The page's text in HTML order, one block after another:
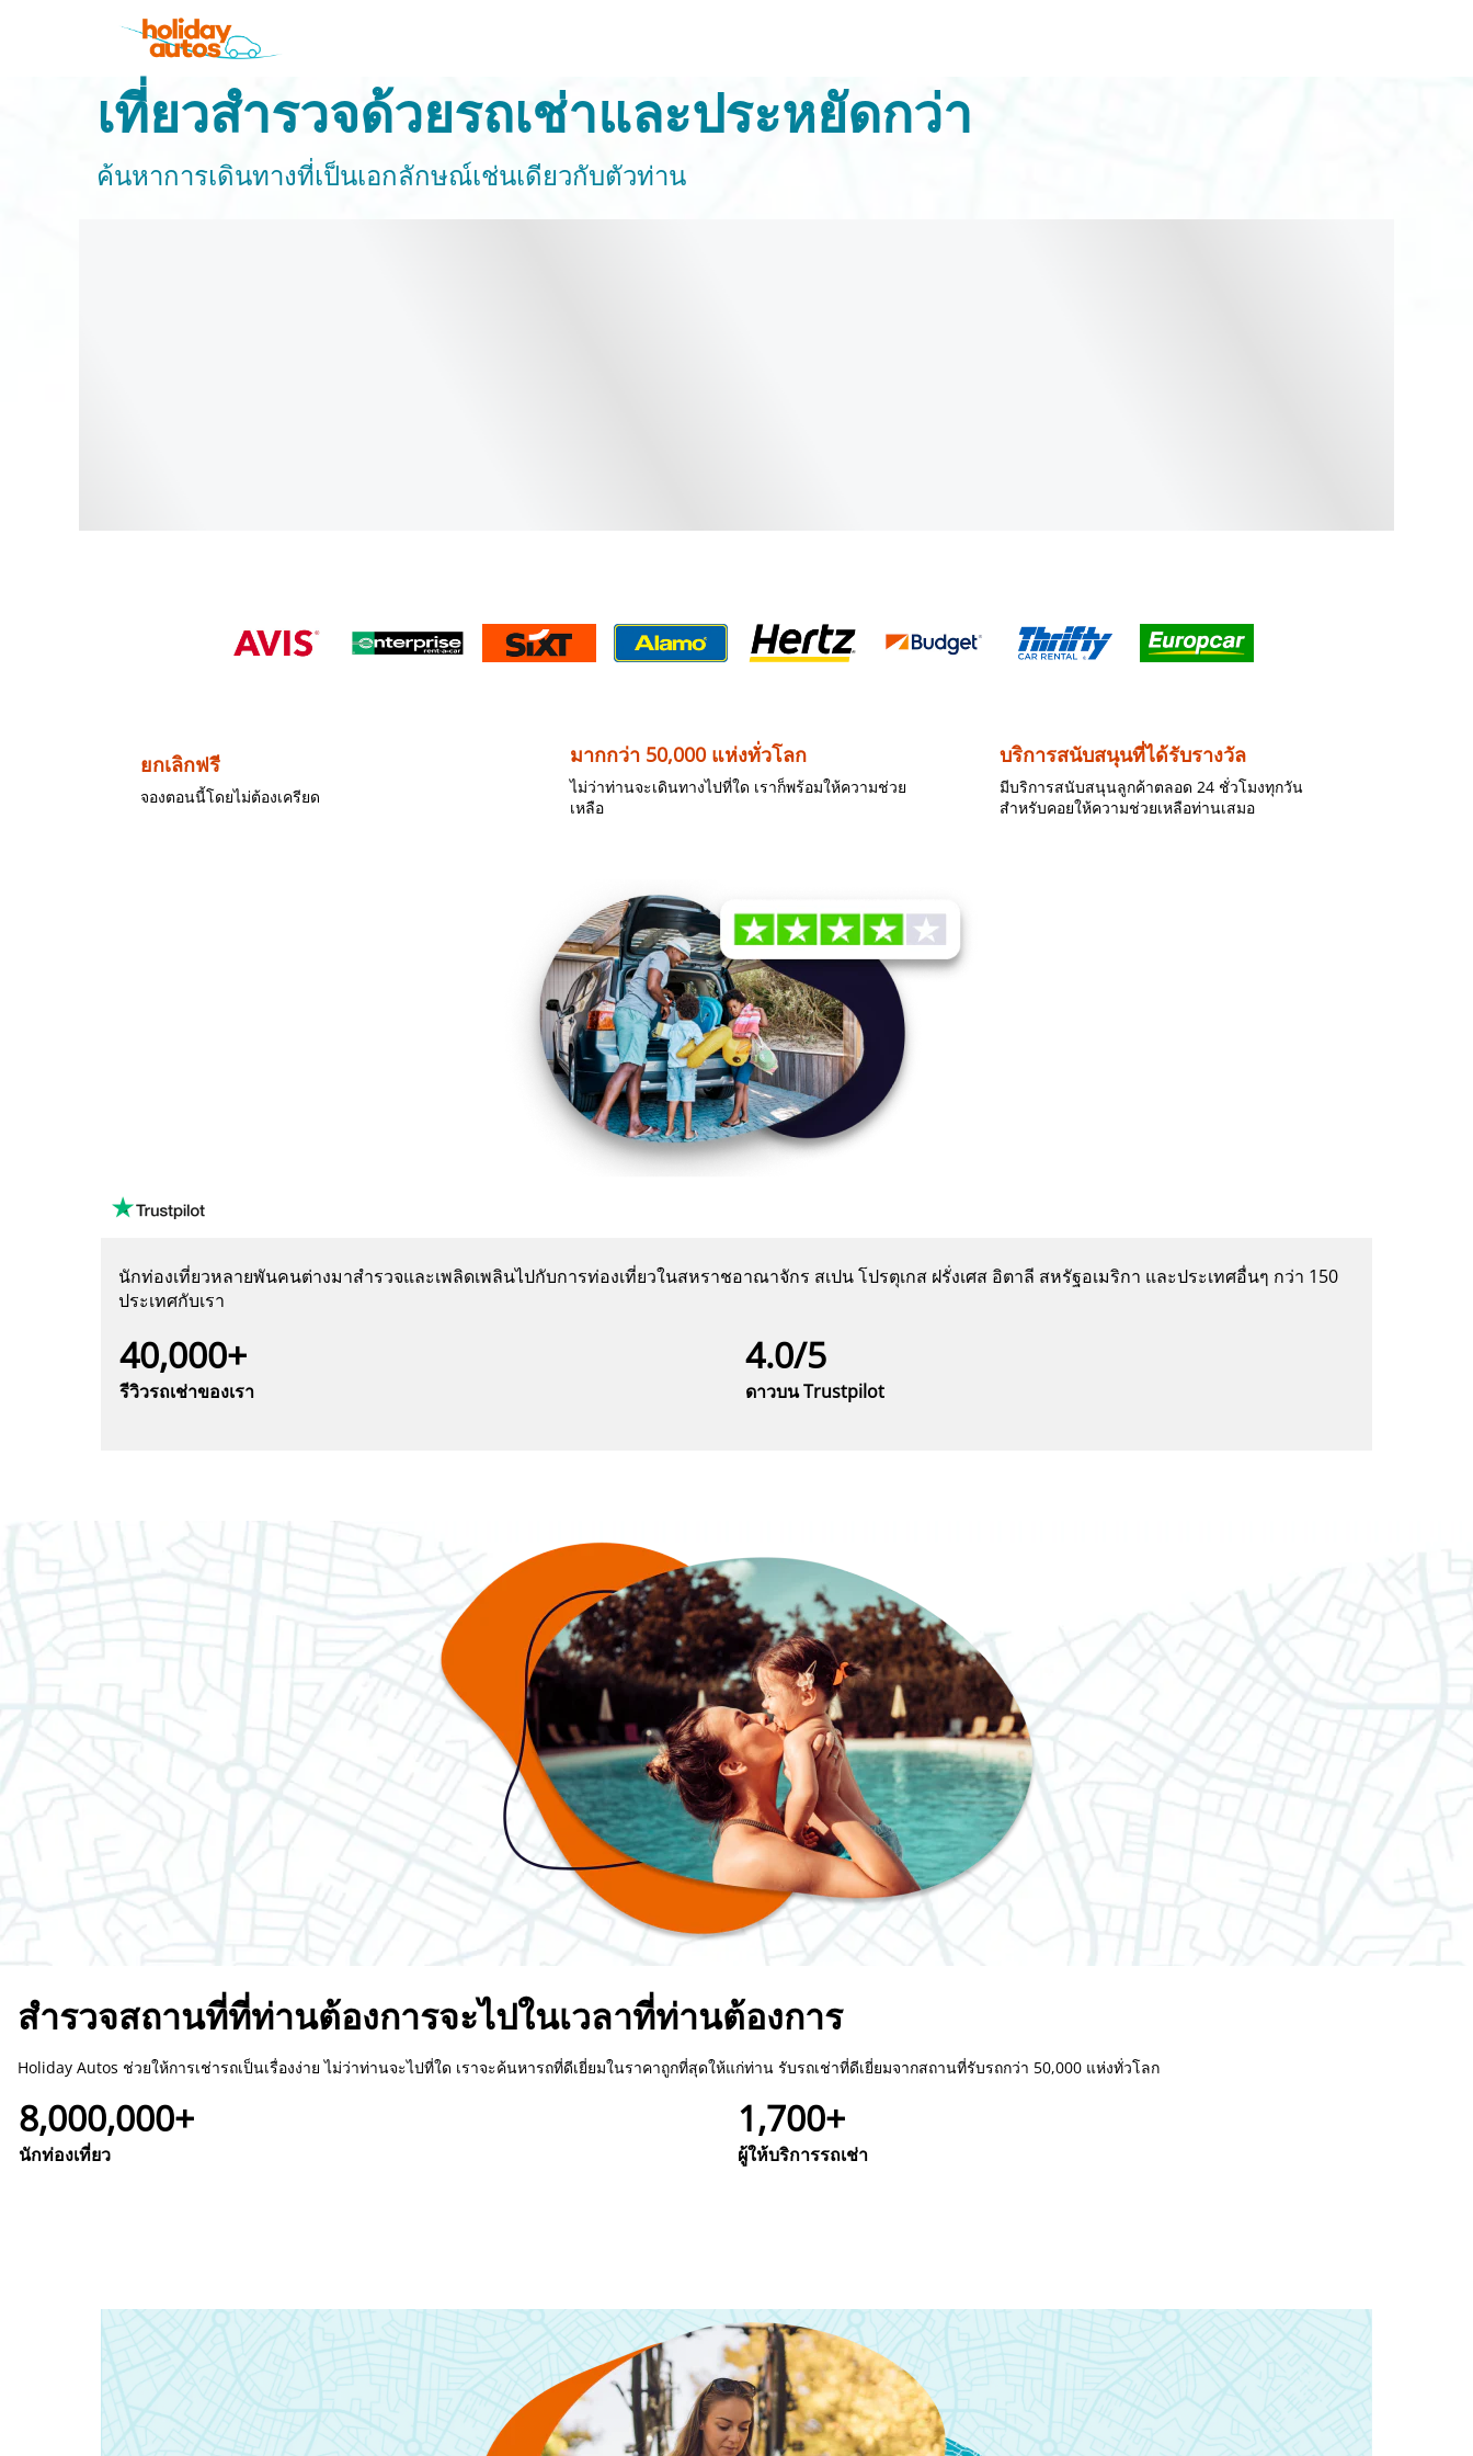
เที่ยวสำรวจด้วยรถเช่าและประหยัดกว่า
ค้นหาการเดินทางที่เป็นเอกลักษณ์เช่นเดียวกับตัวท่าน
ยกเลิกฟรี
จองตอนนี้โดยไม่ต้องเครียด
มากกว่า 50,000 แห่งทั่วโลก
ไม่ว่าท่านจะเดินทางไปที่ใด เราก็พร้อมให้ความช่วย
เหลือ
บริการสนับสนุนที่ได้รับรางวัล
มีบริการสนับสนุนลูกค้าตลอด 24 ชั่วโมงทุกวัน
สำหรับคอยให้ความช่วยเหลือท่านเสมอ
นักท่องเที่ยวหลายพันคนต่างมาสำรวจและเพลิดเพลินไปกับการท่องเที่ยวในสหราชอาณาจักร สเปน โปรตุเกส ฝรั่งเศส อิตาลี สหรัฐอเมริกา และประเทศอื่นๆ กว่า 150
ประเทศกับเรา
40,000+
รีวิวรถเช่าของเรา
4.0/5
ดาวบน Trustpilot
สำรวจสถานที่ที่ท่านต้องการจะไปในเวลาที่ท่านต้องการ
Holiday Autos ช่วยให้การเช่ารถเป็นเรื่องง่าย ไม่ว่าท่านจะไปที่ใด เราจะค้นหารถที่ดีเยี่ยมในราคาถูกที่สุดให้แก่ท่าน รับรถเช่าที่ดีเยี่ยมจากสถานที่รับรถกว่า 50,000 แห่งทั่วโลก
8,000,000+
นักท่องเที่ยว
1,700+
ผู้ให้บริการรถเช่า